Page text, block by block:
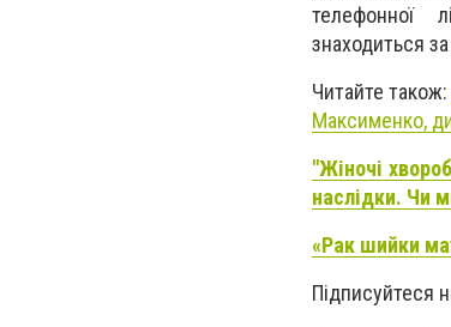
телефонної
знаходиться
Читайте також:
Максименко,
"Жіночі
наслідки. Чи
«Рак шийки
Підписуйтеся